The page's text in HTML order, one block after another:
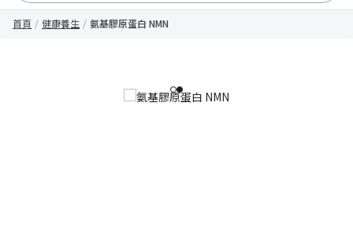
首頁 健康養生 氨基膠原蛋白 NMN
12